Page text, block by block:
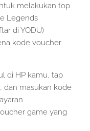
melakukan top
Legends
di YODU)
kode voucher
di HP kamu, tap
dan masukan kode
game yang